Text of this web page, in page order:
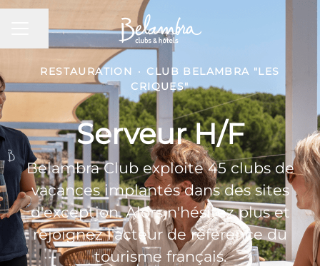
MENU CARRIÈRE
Partager la page
RESTAURATION · CLUB BELAMBRA "LES
CRIQUES"
Serveur H/F
Belambra Club exploite 45 clubs de
vacances implantés dans des sites
d'exception. Alors n'hésitez plus et
rejoignez l'acteur de référence du
tourisme français.